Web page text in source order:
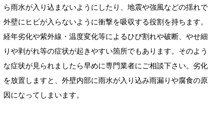
ら雨水が入り込まないようにしたり、 地震や強風などの揺れで
外壁にヒビが入らないように衝撃を吸収する役割を持ちます。
経年劣化や紫外線・温度変化等によるひび割れや破断、 やせ細
りや剥がれ等の症状が起きやすい箇所でもあります。 そのよう
な症状が見られましたら早めに専門業者にご相談下さい。 劣化
を放置しますと、外壁内部に雨水が入り込み雨漏りや腐食の原
因になってしまいます。